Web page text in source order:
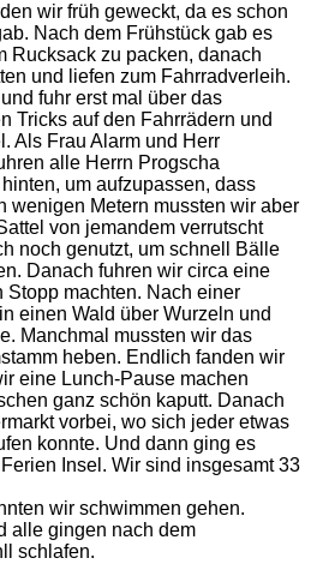
wir früh geweckt, da es schon
Nach dem Frühstück gab es
Rucksack zu packen, danach
und liefen zum Fahrradverleih.
fuhr erst mal über das
Tricks auf den Fahrrädern und
Als Frau Alarm und Herr
alle Herrn Progscha
um aufzupassen, dass
wenigen Metern mussten wir aber
von jemandem verrutscht
noch genutzt, um schnell Bälle
Danach fuhren wir circa eine
Stopp machten. Nach einer
einen Wald über Wurzeln und
Manchmal mussten wir das
heben. Endlich fanden wir
eine Lunch-Pause machen
ganz schön kaputt. Danach
vorbei, wo sich jeder etwas
konnte. Und dann ging es
Insel. Wir sind insgesamt 33
wir schwimmen gehen.
alle gingen nach dem
schlafen.